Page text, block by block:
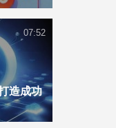
造成功
07:52